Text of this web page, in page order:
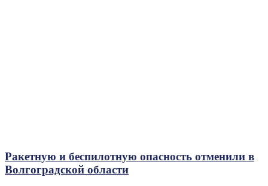
Ракетную и беспилотную опасность отменили в
Волгоградской области